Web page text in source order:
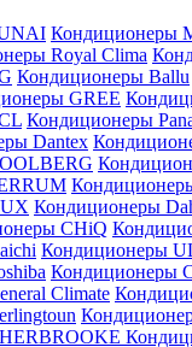
Кондиционеры
Royal Clima
Кондиционеры Ballu
GREE
Кондиционеры
Dantex
Кондиционеры
CHiQ
Кондиционеры
Кондиционеры
Climate